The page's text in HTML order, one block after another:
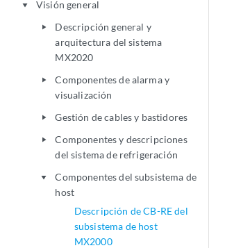
play_arrow Visión general
play_arrow
Descripción general y
arquitectura del sistema
MX2020
play_arrow
Componentes de alarma y
visualización
play_arrow Gestión de cables y bastidores
play_arrow
Componentes y descripciones
del sistema de refrigeración
play_arrow
Componentes del subsistema de
host
Descripción de CB-RE del
subsistema de host
MX2000